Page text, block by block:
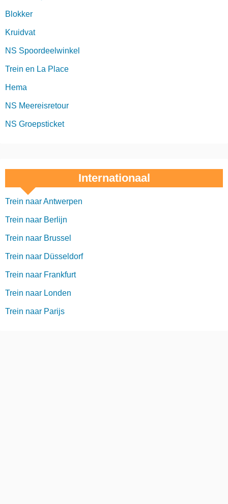
Blokker
Kruidvat
NS Spoordeelwinkel
Trein en La Place
Hema
NS Meereisretour
NS Groepsticket
Internationaal
Trein naar Antwerpen
Trein naar Berlijn
Trein naar Brussel
Trein naar Düsseldorf
Trein naar Frankfurt
Trein naar Londen
Trein naar Parijs